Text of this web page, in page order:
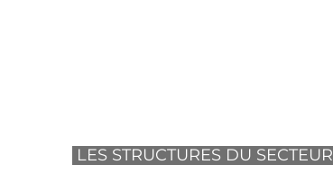
LES STRUCTURES DU SECTEUR